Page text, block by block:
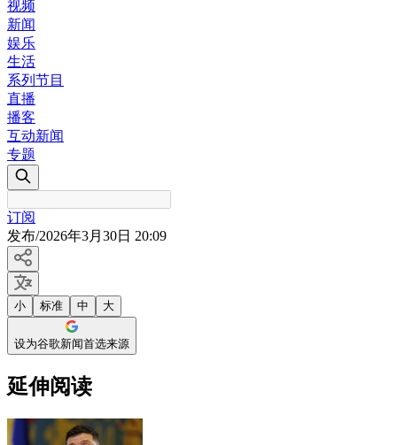
视频
新闻
娱乐
生活
系列节目
直播
播客
互动新闻
专题
订阅
发布/2026年3月30日 20:09
小 标准 中 大
设为谷歌新闻首选来源
延伸阅读